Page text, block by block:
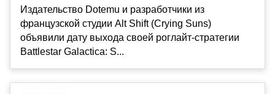
Издательство Dotemu и разработчики из
французской студии Alt Shift (Crying Suns)
объявили дату выхода своей роглайт-стратегии
Battlestar Galactica: S...